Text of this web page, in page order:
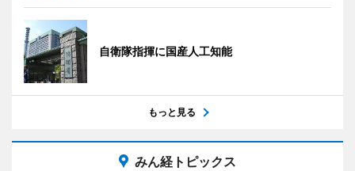
自衛隊指揮に国産人工知能
もっと見る
みん経トピックス